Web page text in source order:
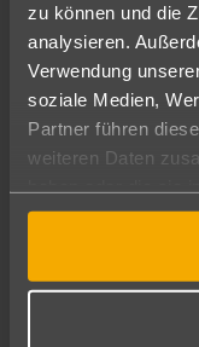
zu können und die
analysieren.
Verwendung
soziale Medien,
Partner führen
weiteren Daten
gesammelt haben.
Pauschal
Abflughafen
Alle Abflughäfen
11.08.26–